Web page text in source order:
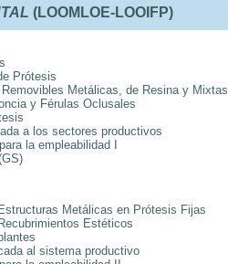
(LOOMLOE-LOOIFP)
Prótesis
Metálicas, de Resina y Mixtas
y Férulas Oclusales
a los sectores productivos
la empleabilidad I
Metálicas en Prótesis Fijas
Estéticos
al sistema productivo